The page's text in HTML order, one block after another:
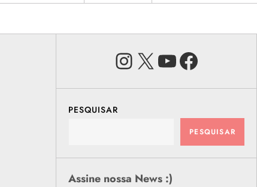
Instagram
X Youtube
PESQUISAR
PESQUISAR
Assine nossa News :)